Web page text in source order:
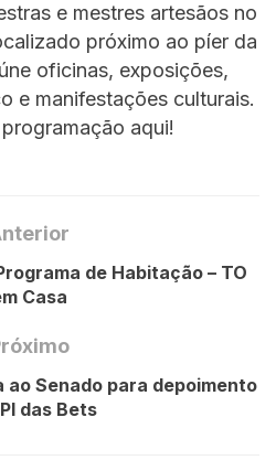
e mestres artesãos no
próximo ao píer da
oficinas, exposições,
e manifestações culturais.
aqui!
de Habitação – TO
Casa
ao Senado para depoimento
das Bets